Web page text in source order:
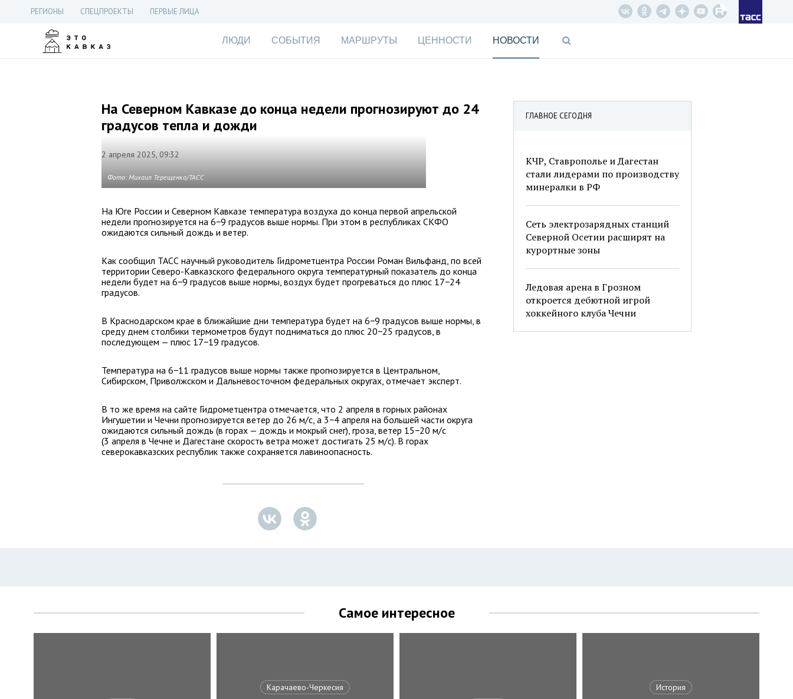
РЕГИОНЫ СПЕЦПРОЕКТЫ ПЕРВЫЕ ЛИЦА
ЛЮДИ СОБЫТИЯ МАРШРУТЫ ЦЕННОСТИ НОВОСТИ
ГЛАВНОЕ СЕГОДНЯ
КЧР, Ставрополье и Дагестан
стали лидерами по производству
минералки в РФ
Сеть электрозарядных станций
Северной Осетии расширят на
курортные зоны
Ледовая арена в Грозном
откроется дебютной игрой
хоккейного клуба Чечни
На Северном Кавказе до конца недели прогнозируют до 24
градусов тепла и дожди
2 апреля 2025, 09:32
Фото: Михаил Терещенко/ТАСС
На Юге России и Северном Кавказе температура воздуха до конца первой апрельской
недели прогнозируется на 6−9 градусов выше нормы. При этом в республиках СКФО
ожидаются сильный дождь и ветер.
Как сообщил ТАСС научный руководитель Гидрометцентра России Роман Вильфанд, по всей
территории Северо-Кавказского федерального округа температурный показатель до конца
недели будет на 6−9 градусов выше нормы, воздух будет прогреваться до плюс 17−24
градусов.
В Краснодарском крае в ближайшие дни температура будет на 6−9 градусов выше нормы, в
среду днем столбики термометров будут подниматься до плюс 20−25 градусов, в
последующем — плюс 17−19 градусов.
Температура на 6−11 градусов выше нормы также прогнозируется в Центральном,
Сибирском, Приволжском и Дальневосточном федеральных округах, отмечает эксперт.
В то же время на сайте Гидрометцентра отмечается, что 2 апреля в горных районах
Ингушетии и Чечни прогнозируется ветер до 26 м/с, а 3−4 апреля на большей части округа
ожидаются сильный дождь (в горах — дождь и мокрый снег), гроза, ветер 15−20 м/с
(3 апреля в Чечне и Дагестане скорость ветра может достигать 25 м/с). В горах
северокавказских республик также сохраняется лавиноопасность.
Самое интересное
Карачаево-Черкесия История